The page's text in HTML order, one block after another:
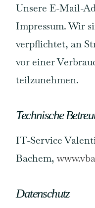
Unsere E-Mail-
Impressum. Wir
verpflichtet, an
vor einer
teilzunehmen.
Technische
IT-Service
Bachem,
Datenschutz